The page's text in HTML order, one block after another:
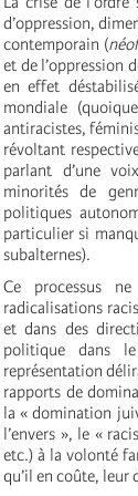
d’oppression,
contemporain (
et de l’oppression
en effet
mondiale
antiracistes,
révoltant
parlant d’une
minorités de
politiques
particulier si
subalternes).
Ce processus
radicalisations
et dans des
politique dans
représentation
rapports de
la « domination
l’envers », le «
etc.) à la volonté
qu’il en coûte, leur